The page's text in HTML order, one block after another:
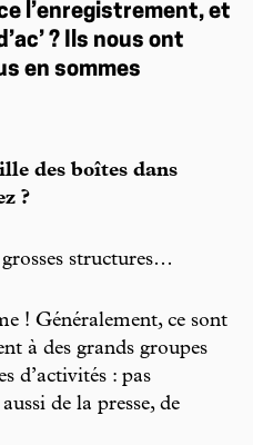
l’enregistrement, et
? Ils nous ont
en sommes
des boîtes dans
?
structures…
! Généralement, ce sont
à des grands groupes
d’activités : pas
de la presse, de